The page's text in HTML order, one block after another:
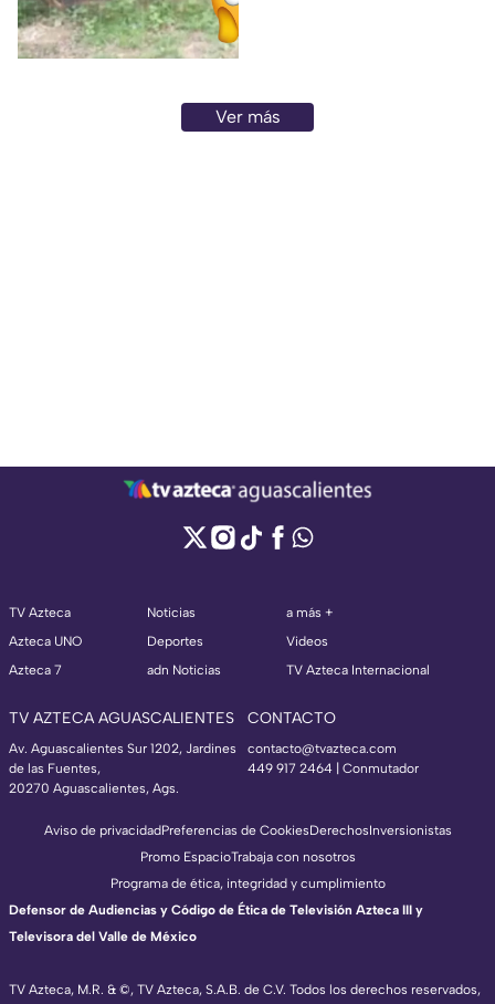
Ver más
TV Azteca
Azteca UNO
Azteca 7
Noticias
Deportes
adn Noticias
a más +
Videos
TV Azteca Internacional
TV AZTECA AGUASCALIENTES
Av. Aguascalientes Sur 1202, Jardines
de las Fuentes,
20270 Aguascalientes, Ags.
CONTACTO
contacto@tvazteca.com
449 917 2464 | Conmutador
TV Azteca, M.R. & ©, TV Azteca, S.A.B. de C.V. Todos los derechos reservados,
Aviso de privacidadPreferencias de CookiesDerechosInversionistas
Promo EspacioTrabaja con nosotros
Programa de ética, integridad y cumplimiento
Defensor de Audiencias y Código de Ética de Televisión Azteca III y
Televisora del Valle de México